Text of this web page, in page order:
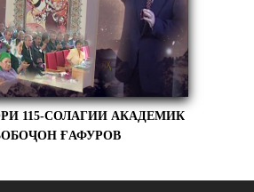
115-СОЛАГИИ АКАДЕМИК
ҒАФУРОВ